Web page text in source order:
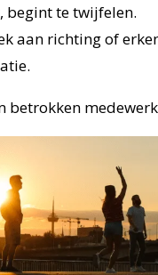
begint te twijfelen.
aan richting of
betrokken